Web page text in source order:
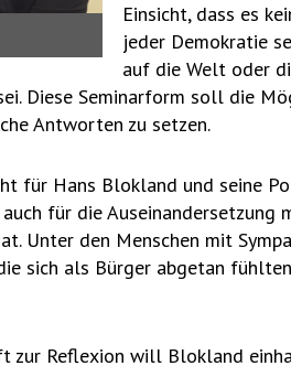
Einsicht, dass es
jeder Demokratie
auf die Welt oder
Diese Seminarform soll die
Antworten zu setzen.
für Hans Blokland und seine
für die Auseinandersetzung
Unter den Menschen mit
sich als Bürger abgetan
zur Reflexion will Blokland